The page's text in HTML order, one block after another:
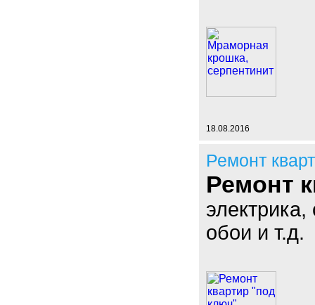
18.08.2016
Ремонт
Ремонт
обои и т.д.